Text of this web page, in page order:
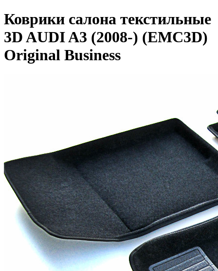
Коврики салона текстильные
3D AUDI A3 (2008-) (EMC3D)
Original Business